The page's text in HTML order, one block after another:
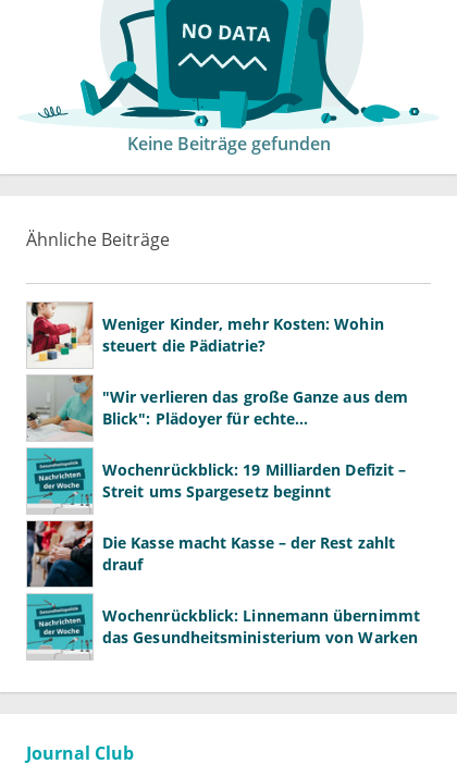
Keine Beiträge gefunden
Ähnliche Beiträge
Weniger Kinder, mehr Kosten: Wohin
steuert die Pädiatrie?
"Wir verlieren das große Ganze aus dem
Blick": Plädoyer für echte
Wochenrückblick: 19 Milliarden Defizit –
Streit ums Spargesetz beginnt
Die Kasse macht Kasse – der Rest zahlt
drauf
Wochenrückblick: Linnemann übernimmt
das Gesundheitsministerium von Warken
Journal Club